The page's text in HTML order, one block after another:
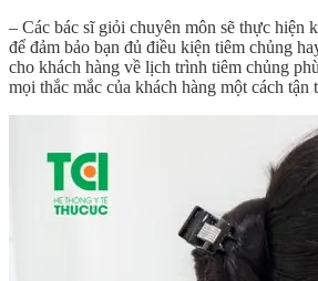
– Các bác sĩ giỏi chuyên môn sẽ thực hiện
để đảm bảo bạn đủ điều kiện tiêm chủng
cho khách hàng về lịch trình tiêm chủng
mọi thắc mắc của khách hàng một cách tận